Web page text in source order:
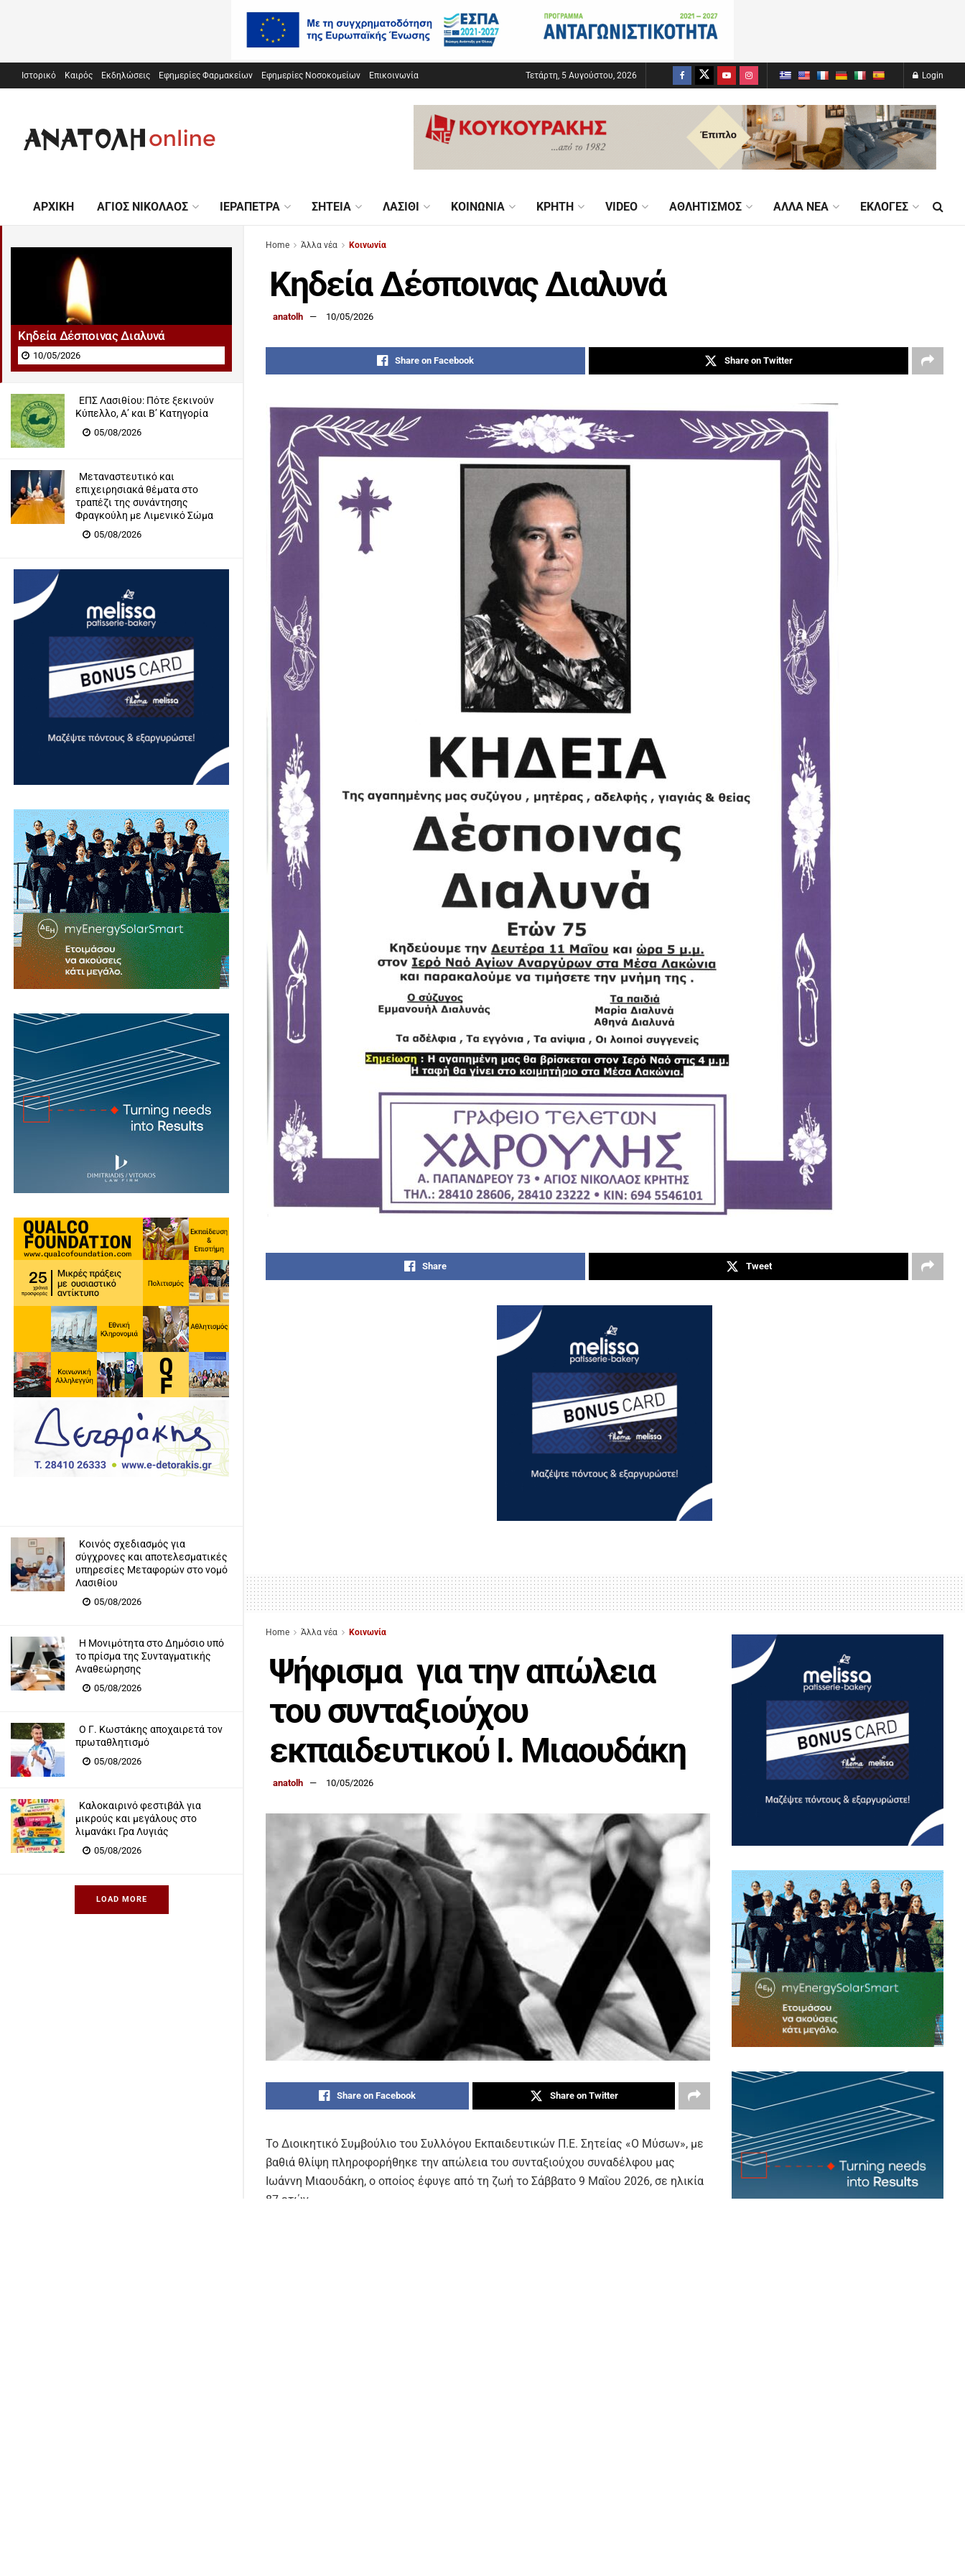
Κηδεία Δέσποινας Διαλυνά
10/05/2026
ΕΠΣ Λασιθίου: Πότε ξεκινούν
Κύπελλο, Α’ και Β’ Κατηγορία
05/08/2026
Μεταναστευτικό και
επιχειρησιακά θέματα στο
τραπέζι της συνάντησης
Φραγκούλη με Λιμενικό Σώμα
05/08/2026
Κοινός σχεδιασμός για
σύγχρονες και αποτελεσματικές
υπηρεσίες Μεταφορών στο νομό
Λασιθίου
05/08/2026
Η Μονιμότητα στο Δημόσιο υπό
το πρίσμα της Συνταγματικής
Αναθεώρησης
05/08/2026
Ο Γ. Κωστάκης αποχαιρετά τον
πρωταθλητισμό
05/08/2026
Καλοκαιρινό φεστιβάλ για
μικρούς και μεγάλους στο
λιμανάκι Γρα Λυγιάς
05/08/2026
LOAD MORE
Ιστορικό Καιρός Εκδηλώσεις Εφημερίες Φαρμακείων Εφημερίες Νοσοκομείων Επικοινωνία Τετάρτη, 5 Αυγούστου, 2026 Login
ΑΡΧΙΚΉ ΆΓΙΟΣ ΝΙΚΌΛΑΟΣ ΙΕΡΆΠΕΤΡΑ ΣΗΤΕΊΑ ΛΑΣΊΘΙ ΚΟΙΝΩΝΊΑ ΚΡΉΤΗ VIDEO ΑΘΛΗΤΙΣΜΌΣ ΆΛΛΑ ΝΈΑ ΕΚΛΟΓΈΣ
Home Άλλα νέα Κοινωνία
Κηδεία Δέσποινας Διαλυνά
anatolh 10/05/2026
Share on Facebook Share on Twitter
Share Tweet
Home Άλλα νέα Κοινωνία
Ψήφισμα για την απώλεια
του συνταξιούχου
εκπαιδευτικού Ι. Μιαουδάκη
anatolh 10/05/2026
Share on Facebook Share on Twitter
Το Διοικητικό Συμβούλιο του Συλλόγου Εκπαιδευτικών Π.Ε. Σητείας «Ο Μύσων», με
βαθιά θλίψη πληροφορήθηκε την απώλεια του συνταξιούχου συναδέλφου μας
Ιωάννη Μιαουδάκη, ο οποίος έφυγε από τη ζωή το Σάββατο 9 Μαΐου 2026, σε ηλικία
87 ετών.